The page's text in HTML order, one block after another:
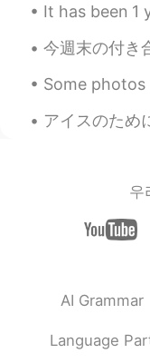
for 10
pyonpyon
JP EN
立派な職
さいきん
ぁ。でも。
素晴らし
Andres ア
It has been 1 year since I used
今週末の付き合い 🍷🎮 My date for this
Some photos over the last few
アイスのためにいっぱいブラックベリーを摘
우
AI Grammar
Language